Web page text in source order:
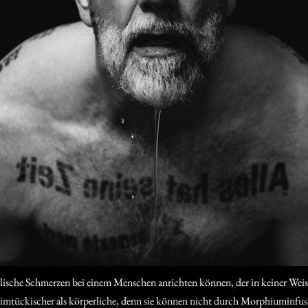
Schmerzen bei einem Menschen anrichten können, der in keiner
als körperliche, denn sie können nicht durch